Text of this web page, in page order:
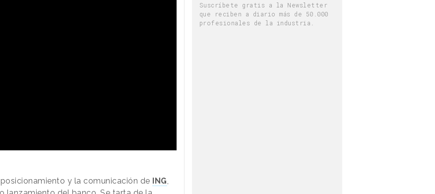
y la comunicación de ING,
Suscríbete gratis a la Newsletter
que reciben a diario más de 50.000
profesionales de la industria.